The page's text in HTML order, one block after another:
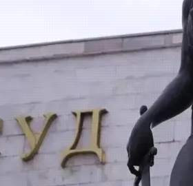
суд отклонил доводы апелляционной
коммерческих организаций из
нескольких лет превращали
источник собственного дохода.